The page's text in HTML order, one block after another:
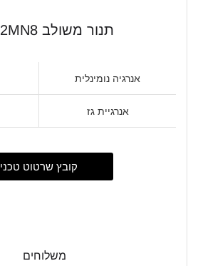
תנור משולב SCB92MN8
אנרגיה נומינלית
אנרגיית גז
קובץ שרטוט טכני
משלוחים